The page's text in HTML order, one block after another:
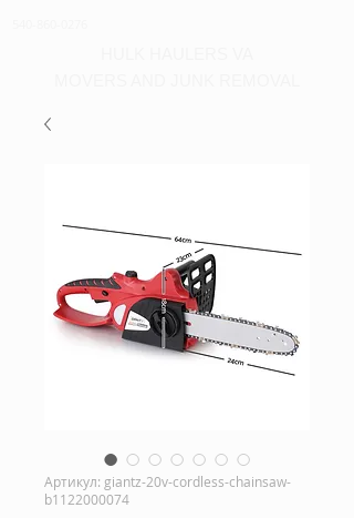
Артикул: giantz-20v-cordless-chainsaw-
b1122000074